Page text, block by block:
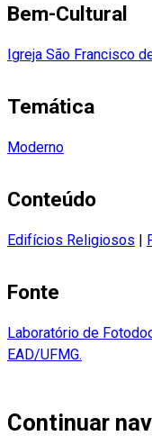
Bem-Cultural
Igreja São Francisco
Temática
Moderno
Conteúdo
Edifícios Religiosos
Fonte
Laboratório de
EAD/UFMG.
Continuar